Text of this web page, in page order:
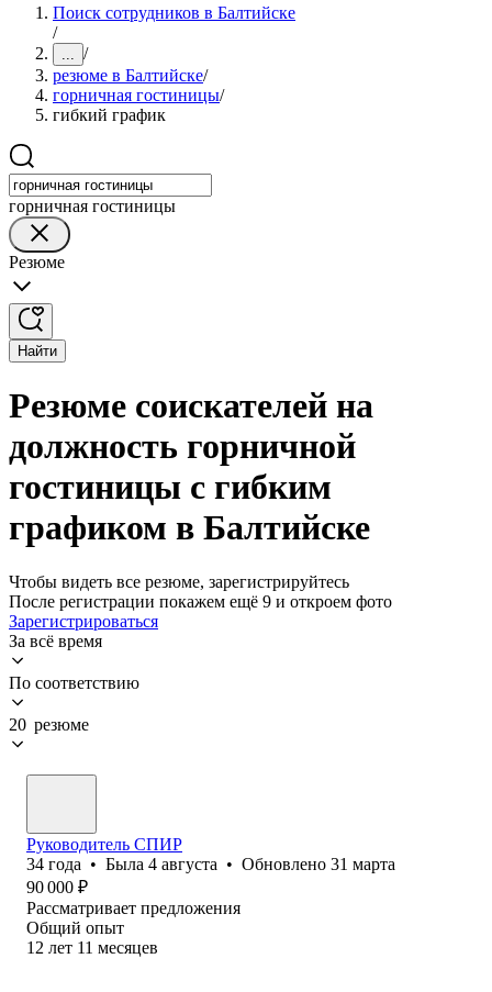
Поиск сотрудников в Балтийске
/
... /
резюме в Балтийске/
горничная гостиницы/
гибкий график
горничная гостиницы
Резюме
Найти
Резюме соискателей на
должность горничной
гостиницы с гибким
графиком в Балтийске
Чтобы видеть все резюме, зарегистрируйтесь
После регистрации покажем ещё 9 и откроем фото
Зарегистрироваться
За всё время
По соответствию
20 резюме
Руководитель СПИР
34 года • Была 4 августа • Обновлено 31 марта
90 000 ₽
Рассматривает предложения
Общий опыт
12 лет 11 месяцев